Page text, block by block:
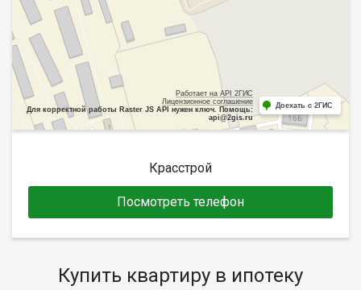
Работает на API 2ГИС
Лицензионное соглашение
Для корректной работы Raster JS API нужен ключ. Помощь:
api@2gis.ru
Доехать с 2ГИС
Красстрой
Посмотреть телефон
Купить квартиру в ипотеку